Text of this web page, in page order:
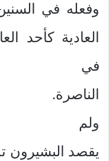
وفعله في
العادية كأحد
في
الناصرة.
ولم
يقصد البشيرون